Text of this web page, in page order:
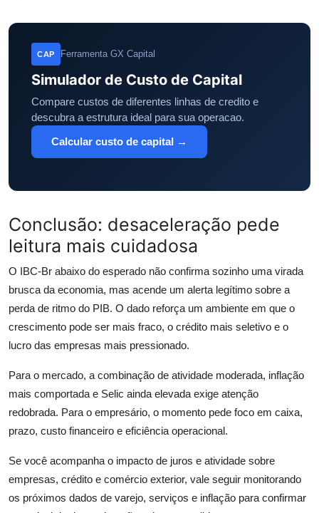
CAP Ferramenta GX Capital
Simulador de Custo de Capital
Compare custos de diferentes linhas de credito e
descubra a estrutura ideal para sua operacao.
Calcular custo de capital →
Conclusão: desaceleração pede
leitura mais cuidadosa
O IBC-Br abaixo do esperado não confirma sozinho uma virada
brusca da economia, mas acende um alerta legítimo sobre a
perda de ritmo do PIB. O dado reforça um ambiente em que o
crescimento pode ser mais fraco, o crédito mais seletivo e o
lucro das empresas mais pressionado.
Para o mercado, a combinação de atividade moderada, inflação
mais comportada e Selic ainda elevada exige atenção
redobrada. Para o empresário, o momento pede foco em caixa,
prazo, custo financeiro e eficiência operacional.
Se você acompanha o impacto de juros e atividade sobre
empresas, crédito e comércio exterior, vale seguir monitorando
os próximos dados de varejo, serviços e inflação para confirmar